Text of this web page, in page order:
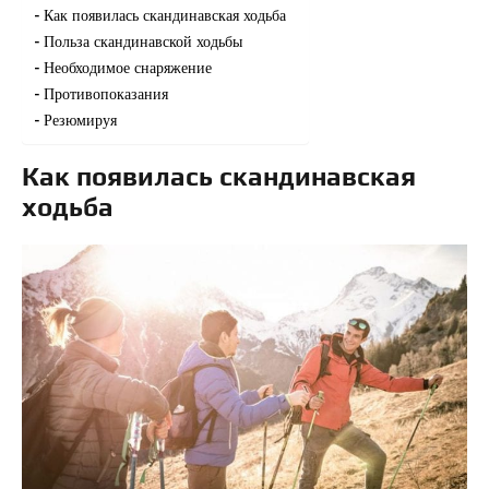
Как появилась скандинавская ходьба
Польза скандинавской ходьбы
Необходимое снаряжение
Противопоказания
Резюмируя
Как появилась скандинавская
ходьба